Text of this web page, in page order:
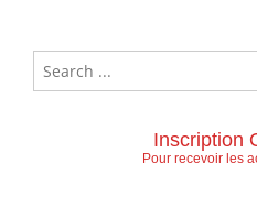
Inscription
Pour recevoir les